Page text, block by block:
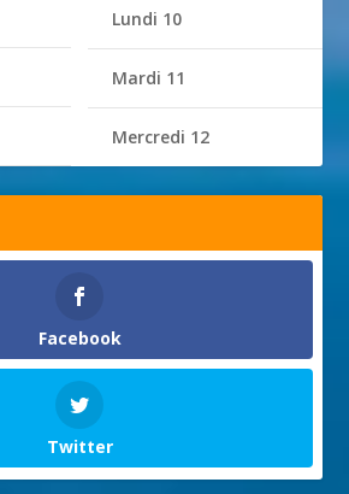
Lundi 10
Mardi 11
Mercredi 12
Facebook
Twitter